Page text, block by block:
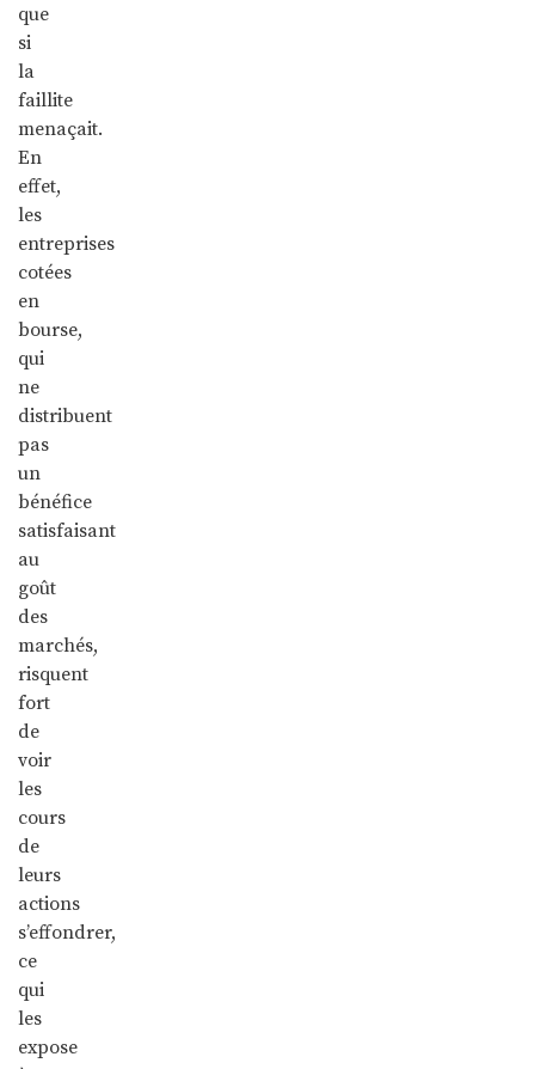
que
si
la
faillite
menaçait.
En
effet,
les
entreprises
cotées
en
bourse,
qui
ne
distribuent
pas
un
bénéfice
satisfaisant
au
goût
des
marchés,
risquent
fort
de
voir
les
cours
de
leurs
actions
s’effondrer,
ce
qui
les
expose